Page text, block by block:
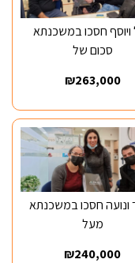
ויוסף חסכו במשכנתא
סכום של
₪263,000
ונועה חסכו במשכנתא
מעל
₪240,000